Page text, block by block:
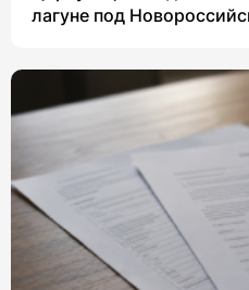
лагуне под